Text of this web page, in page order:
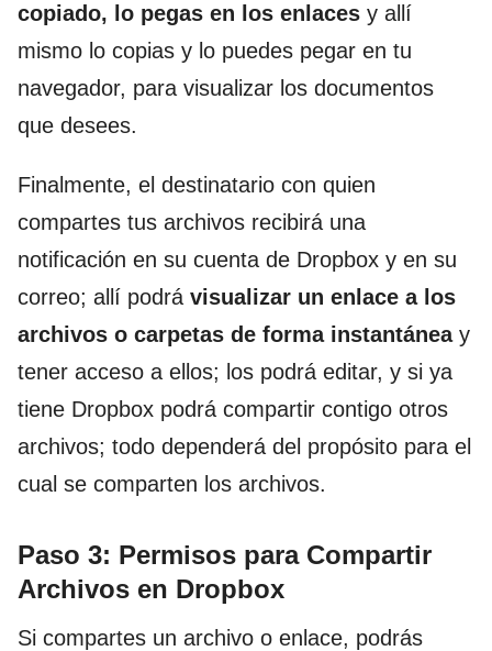
copiado, lo pegas en los enlaces y allí
mismo lo copias y lo puedes pegar en tu
navegador, para visualizar los documentos
que desees.
Finalmente, el destinatario con quien
compartes tus archivos recibirá una
notificación en su cuenta de Dropbox y en su
correo; allí podrá visualizar un enlace a los
archivos o carpetas de forma instantáneay
tener acceso a ellos; los podrá editar, y si ya
tiene Dropbox podrá compartir contigo otros
archivos; todo dependerá del propósito para el
cual se comparten los archivos.
Paso 3: Permisos para Compartir
Archivos en Dropbox
Si compartes un archivo o enlace, podrás